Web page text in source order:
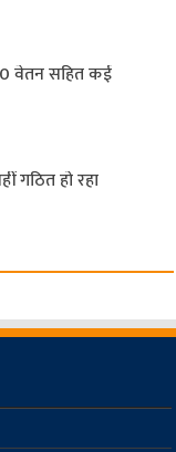
वेतन सहित कई
गठित हो रहा